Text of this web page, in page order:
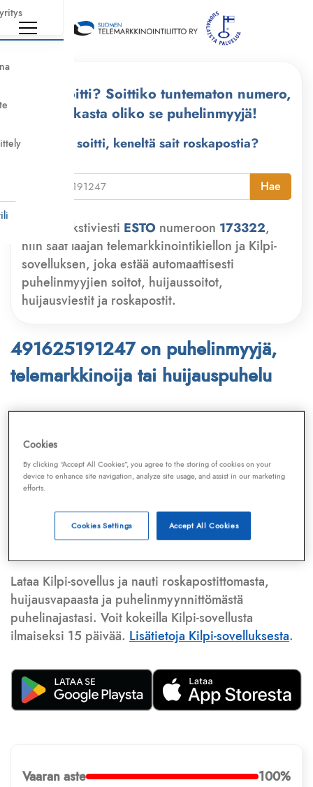
Kuka soitti? Soittiko tuntematon numero,
tarkasta oliko se puhelinmyyjä!
Kuka soitti, keneltä sait roskapostia?
Hae
Lähetä tekstiviesti ESTO numeroon 173322,
niin saat laajan telemarkkinointikiellon ja Kilpi-
sovelluksen, joka estää automaattisesti
puhelinmyyjien soitot, huijaussoitot,
huijausviestit ja roskapostit.
491625191247 on puhelinmyyjä,
telemarkkinoija tai huijauspuhelu
Telemarkkinointiliiton ja
puhelinmyyjienjatelemarkkinoijien numeroita.
Lisäksi tunnistamme automaattisesti, jos kyseessä on
puhelinhuijarin numero, sähköpostiosoitetai
huijausviesti. Tietokantaamme päivitetään jatkuvasti,
mikä varmistaa ajantasaisen suojan.
Lataa Kilpi-sovellus ja nauti roskapostittomasta,
huijausvapaasta ja puhelinmyynnittömästä
puhelinajastasi. Voit kokeilla Kilpi-sovellusta
ilmaiseksi 15 päivää. Lisätietoja Kilpi-sovelluksesta.
Vaaran aste 100%
Cookies
By clicking “Accept All Cookies”, you agree to the storing of cookies on your
device to enhance site navigation, analyze site usage, and assist in our marketing
efforts.
Accept All Cookies
Cookies Settings